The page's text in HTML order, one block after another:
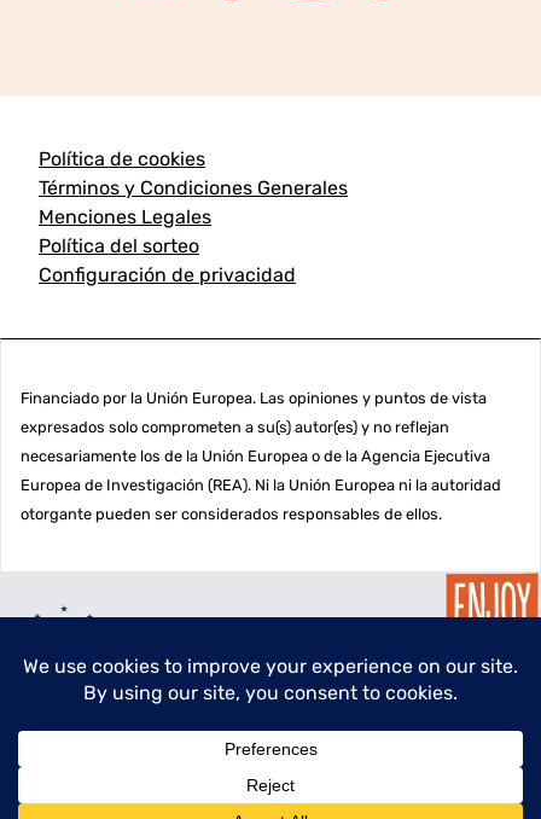
menu
Política de cookies
Términos y Condiciones Generales
Menciones Legales
Política del sorteo
Configuración de privacidad
Financiado por la Unión Europea. Las opiniones y puntos de vista
expresados solo comprometen a su(s) autor(es) y no reflejan
necesariamente los de la Unión Europea o de la Agencia Ejecutiva
Europea de Investigación (REA). Ni la Unión Europea ni la autoridad
otorgante pueden ser considerados responsables de ellos.